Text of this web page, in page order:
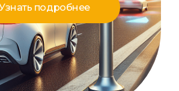
подробнее